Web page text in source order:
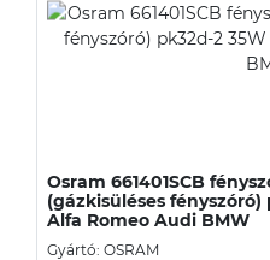
Osram 661401SCB
(gázkisüléses fényszóró)
Alfa Romeo Audi BMW
Gyártó: OSRAM